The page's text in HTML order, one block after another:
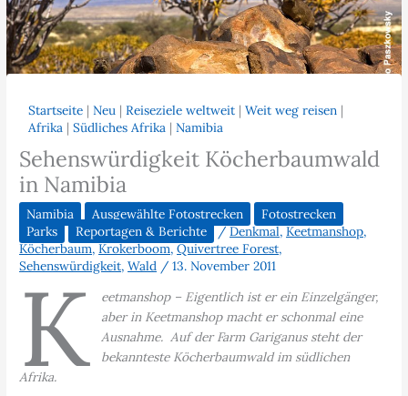
Startseite |Neu |Reiseziele weltweit |Weit weg reisen |
Afrika |Südliches Afrika |Namibia
Sehenswürdigkeit Köcherbaumwald
in Namibia
Namibia Ausgewählte Fotostrecken
Fotostrecken
Parks
Reportagen & Berichte /Denkmal,Keetmanshop,
Köcherbaum,Krokerboom,Quivertree Forest,
Sehenswürdigkeit,Wald /13. November 2011
K
eetmanshop – Eigentlich ist er ein Einzelgänger,
aber in Keetmanshop macht er schonmal eine
Ausnahme. Auf der Farm Gariganus steht der
bekannteste Köcherbaumwald im südlichen
Afrika.